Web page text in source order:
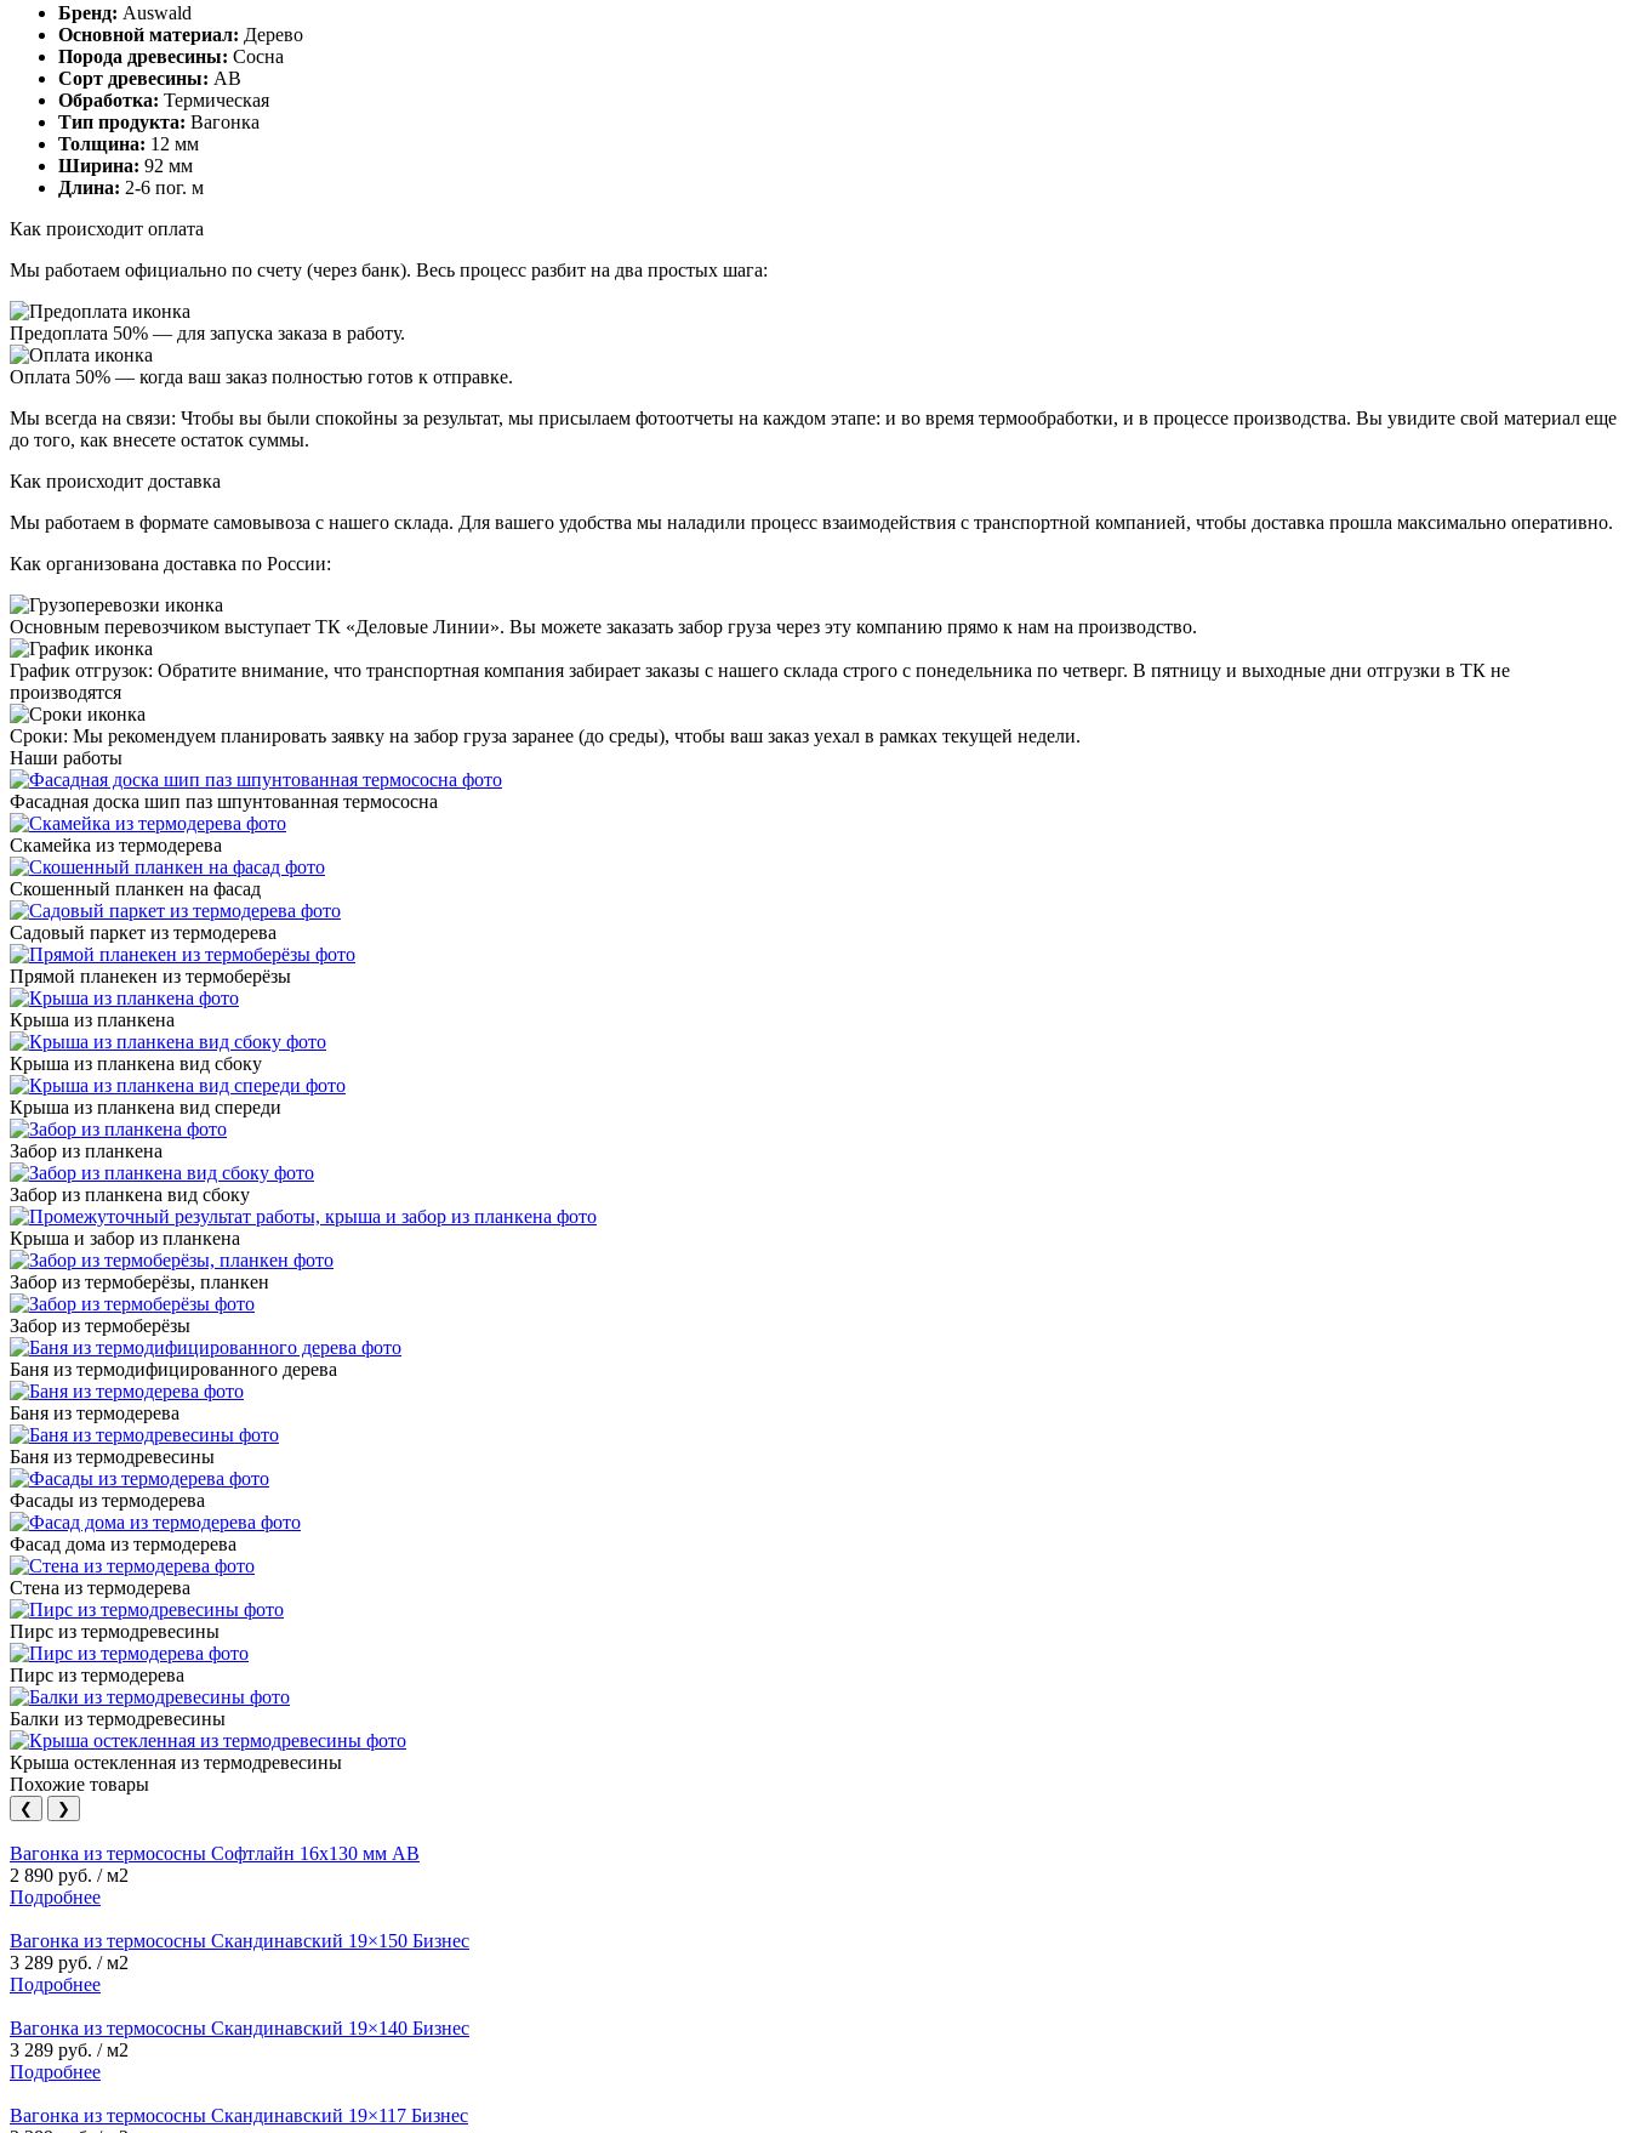
Бренд: Auswald
Основной материал: Дерево
Порода древесины: Сосна
Сорт древесины: АВ
Обработка: Термическая
Тип продукта: Вагонка
Толщина: 12 мм
Ширина: 92 мм
Длина: 2-6 пог. м
Как происходит оплата
Мы работаем официально по счету (через банк). Весь процесс разбит на два простых шага:
Предоплата 50% — для запуска заказа в работу.
Оплата 50% — когда ваш заказ полностью готов к отправке.
Мы всегда на связи: Чтобы вы были спокойны за результат, мы присылаем фотоотчеты на каждом этапе: и во время термообработки, и в процессе производства. Вы увидите свой материал еще
до того, как внесете остаток суммы.
Как происходит доставка
Мы работаем в формате самовывоза с нашего склада. Для вашего удобства мы наладили процесс взаимодействия с транспортной компанией, чтобы доставка прошла максимально оперативно.
Как организована доставка по России:
Основным перевозчиком выступает ТК «Деловые Линии». Вы можете заказать забор груза через эту компанию прямо к нам на производство.
График отгрузок: Обратите внимание, что транспортная компания забирает заказы с нашего склада строго с понедельника по четверг. В пятницу и выходные дни отгрузки в ТК не
производятся
Сроки: Мы рекомендуем планировать заявку на забор груза заранее (до среды), чтобы ваш заказ уехал в рамках текущей недели.
Наши работы
Фасадная доска шип паз шпунтованная термососна
Скамейка из термодерева
Скошенный планкен на фасад
Садовый паркет из термодерева
Прямой планекен из термоберёзы
Крыша из планкена
Крыша из планкена вид сбоку
Крыша из планкена вид спереди
Забор из планкена
Забор из планкена вид сбоку
Крыша и забор из планкена
Забор из термоберёзы, планкен
Забор из термоберёзы
Баня из термодифицированного дерева
Баня из термодерева
Баня из термодревесины
Фасады из термодерева
Фасад дома из термодерева
Стена из термодерева
Пирс из термодревесины
Пирс из термодерева
Балки из термодревесины
Крыша остекленная из термодревесины
Похожие товары
❮ ❯
Вагонка из термососны Софтлайн 16х130 мм АВ
2 890 руб. / м2
Подробнее
Вагонка из термососны Скандинавский 19×150 Бизнес
3 289 руб. / м2
Подробнее
Вагонка из термососны Скандинавский 19×140 Бизнес
3 289 руб. / м2
Подробнее
Вагонка из термососны Скандинавский 19×117 Бизнес